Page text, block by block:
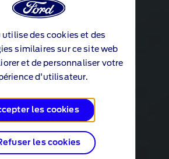
utilise des cookies et des
similaires sur ce site web
et de personnaliser votre
d'utilisateur.
les cookies
les cookies